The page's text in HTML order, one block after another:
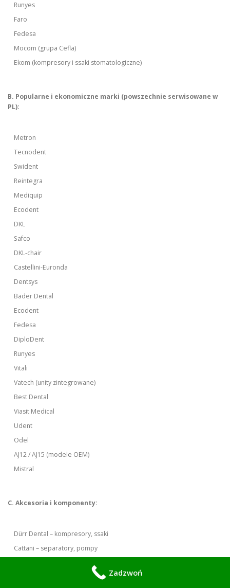
Runyes
Faro
Fedesa
Mocom (grupa Cefla)
Ekom (kompresory i ssaki stomatologiczne)
B. Popularne i ekonomiczne marki (powszechnie serwisowane w
PL):
Metron
Tecnodent
Swident
Reintegra
Mediquip
Ecodent
DKL
Safco
DKL-chair
Castellini-Euronda
Dentsys
Bader Dental
Ecodent
Fedesa
DiploDent
Runyes
Vitali
Vatech (unity zintegrowane)
Best Dental
Viasit Medical
Udent
Odel
AJ12 / AJ15 (modele OEM)
Mistral
C. Akcesoria i komponenty:
Dürr Dental – kompresory, ssaki
Cattani – separatory, pompy
NSK / Bien-Air – mikrosilniki, końcówkiZadzwoń